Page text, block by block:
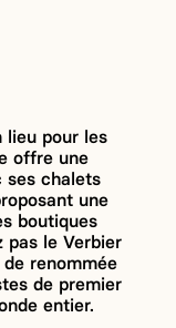
lieu pour les
offre une
ses chalets
une
boutiques
pas le Verbier
renommée
de premier
entier.